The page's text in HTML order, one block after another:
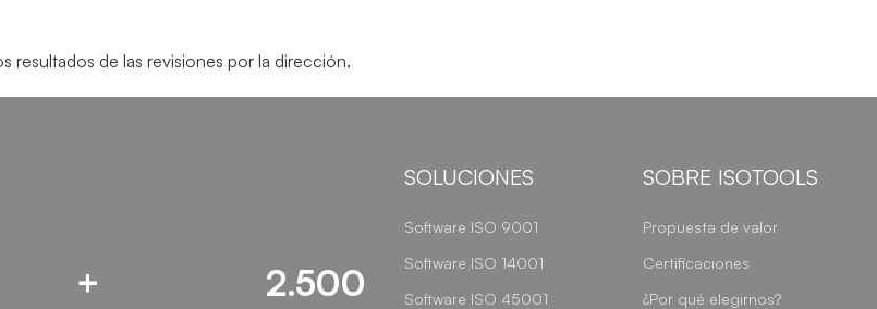
resultados de las revisiones por la dirección.
+ 2.500
SOLUCIONES
Software ISO 9001
Software ISO 14001
Software ISO 45001
SOBRE ISOTOOLS
Propuesta de valor
Certificaciones
¿Por qué elegirnos?